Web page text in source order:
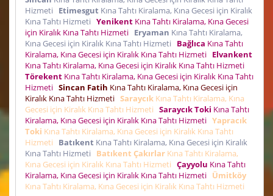
Hizmeti
Etimesgut Kına Tahtı Kiralama, Kına Gecesi için Kiralık
Kına Tahtı Hizmeti Yenikent Kına Tahtı Kiralama, Kına Gecesi
için Kiralık Kına Tahtı Hizmeti Eryaman Kına Tahtı Kiralama,
Kına Gecesi için Kiralık Kına Tahtı Hizmeti
Bağlıca Kına Tahtı
Kiralama, Kına Gecesi için Kiralık Kına Tahtı Hizmeti Elvankent
Kına Tahtı Kiralama, Kına Gecesi için Kiralık Kına Tahtı Hizmeti
Törekent Kına Tahtı Kiralama, Kına Gecesi için Kiralık Kına Tahtı
Hizmeti Sincan Fatih Kına Tahtı Kiralama, Kına Gecesi için
Kiralık Kına Tahtı Hizmeti Saraycık Kına Tahtı Kiralama, Kına
Gecesi için Kiralık Kına Tahtı Hizmeti Saraycık Toki Kına Tahtı
Kiralama, Kına Gecesi için Kiralık Kına Tahtı Hizmeti Yapracık
Toki Kına Tahtı Kiralama, Kına Gecesi için Kiralık Kına Tahtı
Hizmeti
Batıkent Kına Tahtı Kiralama, Kına Gecesi için Kiralık
Kına Tahtı Hizmeti
Batıkent Çakırlar Kına Tahtı Kiralama,
Kına Gecesi için Kiralık Kına Tahtı Hizmeti Çayyolu Kına Tahtı
Kiralama, Kına Gecesi için Kiralık Kına Tahtı Hizmeti Ümitköy
Kına Tahtı Kiralama, Kına Gecesi için Kiralık Kına Tahtı Hizmeti